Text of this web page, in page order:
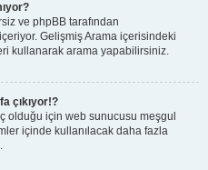
ve phpBB tarafından
Gelişmiş Arama içerisindeki
kullanarak arama yapabilirsiniz.
çıkıyor!?
olduğu için web sunucusu meşgul
içinde kullanılacak daha fazla